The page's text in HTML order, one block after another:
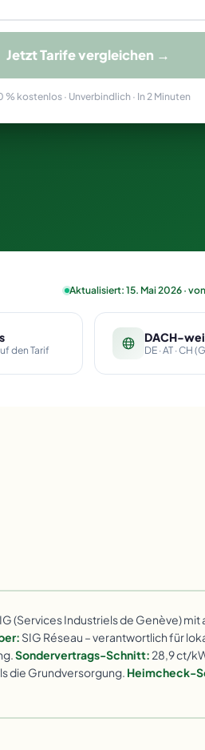
Jetzt Tarife vergleichen →
% kostenlos · Unverbindlich · In 2 Minuten
Aktualisiert: 15. Mai 2026 ·
den Tarif
DACH-
DE · AT · CH
(Services Industriels de Genève) mit
SIG Réseau – verantwortlich für
Sondervertrags-Schnitt: 28,9 ct/
die Grundversorgung. Heimcheck-